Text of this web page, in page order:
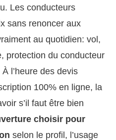
Les conducteurs
sans renoncer aux
au quotidien: vol,
protection du conducteur
l’heure des devis
100% en ligne, la
s’il faut être bien
choisir pour
selon le profil, l’usage